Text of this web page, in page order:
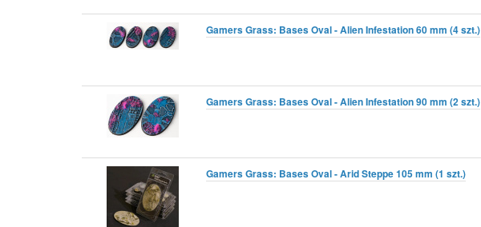
Gamers Grass: Bases Oval - Alien Infestation 60 mm (4 szt.)
Gamers Grass: Bases Oval - Alien Infestation 90 mm (2 szt.)
Gamers Grass: Bases Oval - Arid Steppe 105 mm (1 szt.)